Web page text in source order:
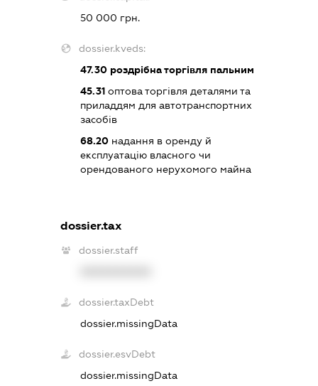
50 000 грн.
dossier.kveds:
47.30роздрібна торгівля пальним
45.31оптова торгівля деталями та
приладдям для автотранспортних
засобів
68.20надання в оренду й
експлуатацію власного чи
орендованого нерухомого майна
dossier.tax
dossier.staff
dossier.taxDebt
dossier.missingData
dossier.esvDebt
dossier.missingData